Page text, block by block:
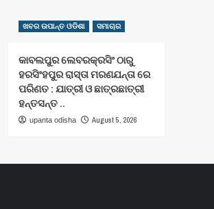
ଖବର ଉପାନ୍ତ ଓଡିଶା ସମାଚାର
କାବଲପୁର ଲେବରକ୍ରସିଂ ଠାରୁ
ହରସିଂହପୁର ରାସ୍ତା ମରଣଯନ୍ତା ରେ
ପରିଣତ : ଯାତ୍ରୀ ଓ ଛାତ୍ରଛାତ୍ରୀ
ହନ୍ତସନ୍ତ ..
upanta odisha August 5, 2026